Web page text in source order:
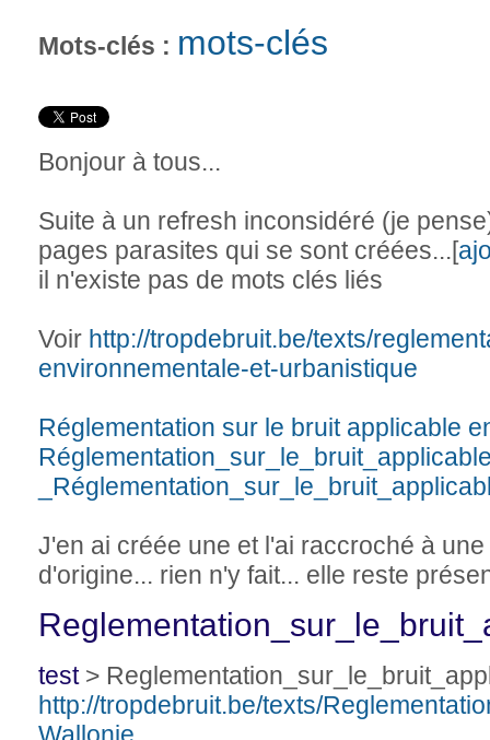
Mots-clés : mots-clés
Bonjour à tous...
Suite à un refresh inconsidéré (je
pages parasites qui se sont créées...[
il n'existe pas de mots clés liés
Voir http://tropdebruit.be/texts/
environnementale-et-urbanistique
Réglementation sur le bruit applicable
J'en ai créée une et l'ai raccroché à
d'origine... rien n'y fait... elle reste
test >
http://tropdebruit.be/texts/
Wallonie